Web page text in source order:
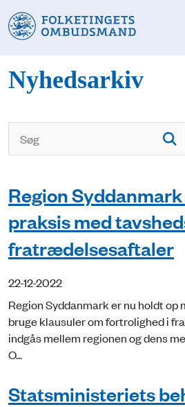
Nyhedsarkiv
Region
praksis med
fratrædelsesaftaler
22-12-2022
Region Syddanmark er nu holdt op
bruge klausuler om fortrolighed i
indgås mellem regionen og dens
O...
Statsministeriets